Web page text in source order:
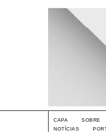
CAPA SOBRE
NOTÍCIAS